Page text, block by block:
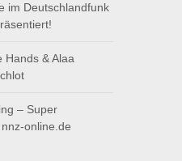
im Deutschlandfunk
Hands & Alaa
– Super
online.de